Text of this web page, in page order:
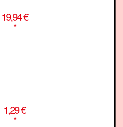
19,94 €
*
1,29 €
*